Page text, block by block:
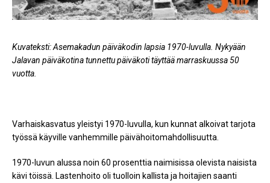
Kuvateksti: Asemakadun päiväkodin lapsia 1970-luvulla. Nykyään
Jalavan päiväkotina tunnettu päiväkoti täyttää marraskuussa 50
vuotta.
Varhaiskasvatus yleistyi 1970-luvulla, kun kunnat alkoivat tarjota
työssä käyville vanhemmille päivähoitomahdollisuutta.
1970-luvun alussa noin 60 prosenttia naimisissa olevista naisista
kävi töissä. Lastenhoito oli tuolloin kallista ja hoitajien saanti